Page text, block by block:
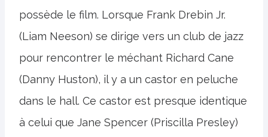
possède le film. Lorsque Frank Drebin Jr.
(Liam Neeson) se dirige vers un club de jazz
pour rencontrer le méchant Richard Cane
(Danny Huston), il y a un castor en peluche
dans le hall. Ce castor est presque identique
à celui que Jane Spencer (Priscilla Presley)